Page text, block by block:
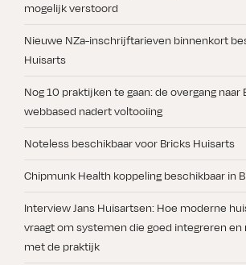
mogelijk verstoord
Nieuwe NZa-inschrijftarieven binnenkort
Huisarts
Nog 10 praktijken te gaan: de overgang naar
webbased nadert voltooiing
Noteless beschikbaar voor Bricks Huisarts
Chipmunk Health koppeling beschikbaar in
Interview Jans Huisartsen: Hoe moderne
vraagt om systemen die goed integreren
met de praktijk